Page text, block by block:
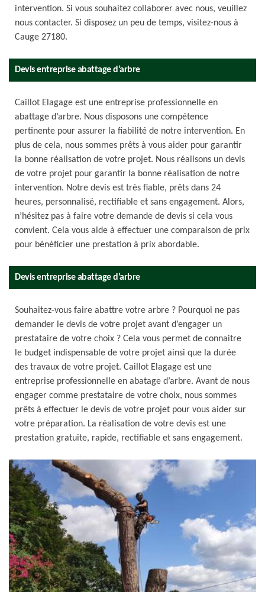
intervention. Si vous souhaitez collaborer avec nous, veuillez
nous contacter. Si disposez un peu de temps, visitez-nous à
Cauge 27180.
Devis entreprise abattage d’arbre
Caillot Elagage est une entreprise professionnelle en
abattage d’arbre. Nous disposons une compétence
pertinente pour assurer la fiabilité de notre intervention. En
plus de cela, nous sommes prêts à vous aider pour garantir
la bonne réalisation de votre projet. Nous réalisons un devis
de votre projet pour garantir la bonne réalisation de notre
intervention. Notre devis est très fiable, prêts dans 24
heures, personnalisé, rectifiable et sans engagement. Alors,
n’hésitez pas à faire votre demande de devis si cela vous
convient. Cela vous aide à effectuer une comparaison de prix
pour bénéficier une prestation à prix abordable.
Devis entreprise abattage d’arbre
Souhaitez-vous faire abattre votre arbre ? Pourquoi ne pas
demander le devis de votre projet avant d’engager un
prestataire de votre choix ? Cela vous permet de connaitre
le budget indispensable de votre projet ainsi que la durée
des travaux de votre projet. Caillot Elagage est une
entreprise professionnelle en abatage d’arbre. Avant de nous
engager comme prestataire de votre choix, nous sommes
prêts à effectuer le devis de votre projet pour vous aider sur
votre préparation. La réalisation de votre devis est une
prestation gratuite, rapide, rectifiable et sans engagement.